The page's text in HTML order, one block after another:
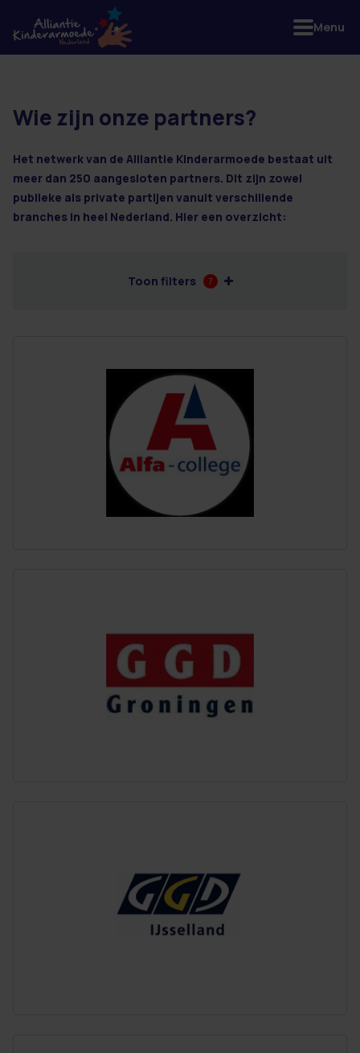
12 resultaten
Wie zijn onze partners?
Het netwerk van de Alliantie Kinderarmoede bestaat uit
meer dan 250 aangesloten partners. Dit zijn zowel
publieke als private partijen vanuit verschillende
branches in heel Nederland. Hier een overzicht:
Toon filters 7
Menu